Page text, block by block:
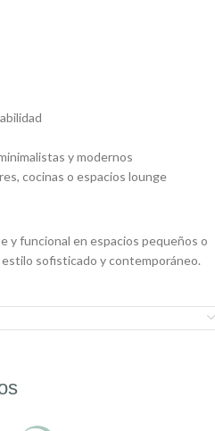
y modernos
cocinas o espacios lounge
y funcional en espacios pequeños o
sofisticado y contemporáneo.